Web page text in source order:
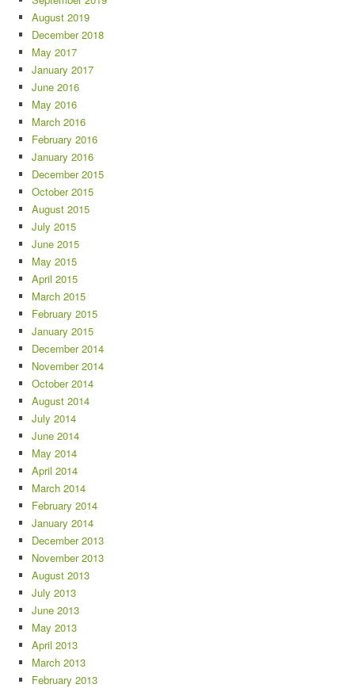
August 2019
December 2018
May 2017
January 2017
June 2016
May 2016
March 2016
February 2016
January 2016
December 2015
October 2015
August 2015
July 2015
June 2015
May 2015
April 2015
March 2015
February 2015
January 2015
December 2014
November 2014
October 2014
August 2014
July 2014
June 2014
May 2014
April 2014
March 2014
February 2014
January 2014
December 2013
November 2013
August 2013
July 2013
June 2013
May 2013
April 2013
March 2013
February 2013